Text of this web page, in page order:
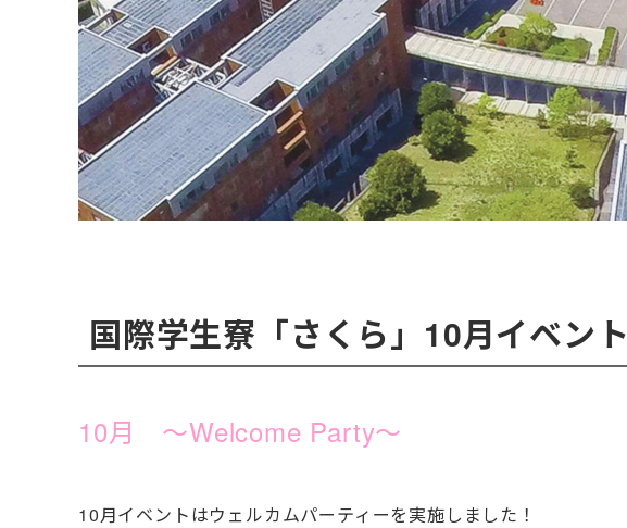
国際学生寮「さくら」10月イベント
10月 ～Welcome Party～
10月イベントはウェルカムパーティーを実施しました！